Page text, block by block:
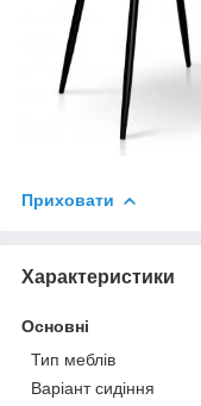
Приховати
Характеристики
Основні
Тип меблів
Варіант сидіння